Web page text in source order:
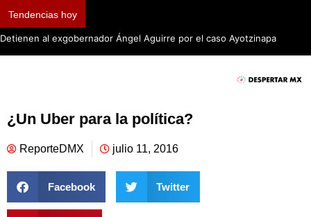
Tendencias hoy
Detienen al exgobernador Ángel Aguirre por el caso Ayotzinapa
¿Un Uber para la política?
ReporteDMX julio 11, 2016
Facebook Twitter